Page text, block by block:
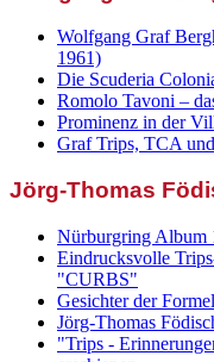
Wolfgang Graf
1961)
Die Scuderia
Romolo Tavoni –
Prominenz in der
Graf Trips, TCA
Jörg-Thomas
Nürburgring Album
Eindrucksvolle
"CURBS"
Gesichter der
Jörg-Thomas
"Trips -